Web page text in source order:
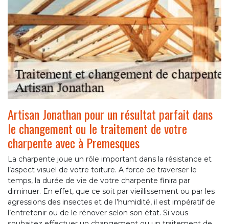
Artisan Jonathan pour un résultat parfait dans
le changement ou le traitement de votre
charpente avec à Premesques
La charpente joue un rôle important dans la résistance et
l’aspect visuel de votre toiture. A force de traverser le
temps, la durée de vie de votre charpente finira par
diminuer. En effet, que ce soit par vieillissement ou par les
agressions des insectes et de l’humidité, il est impératif de
l’entretenir ou de le rénover selon son état. Si vous